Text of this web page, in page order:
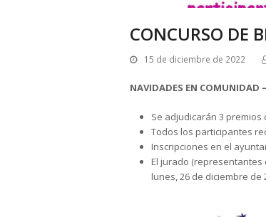
CONCURSO DE
15 de diciembre de 2022
NAVIDADES EN COMUNIDAD
Se adjudicarán 3
Todos los participantes
Inscripciones en el
El jurado (representantes
lunes, 26 de diciembre de